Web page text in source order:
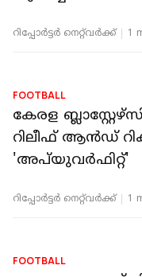
റിപ്പോർട്ടർ നെറ്റ്‌വര്‍ക്ക്‌ 1
കേരള